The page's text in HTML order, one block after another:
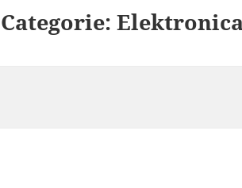
Categorie: